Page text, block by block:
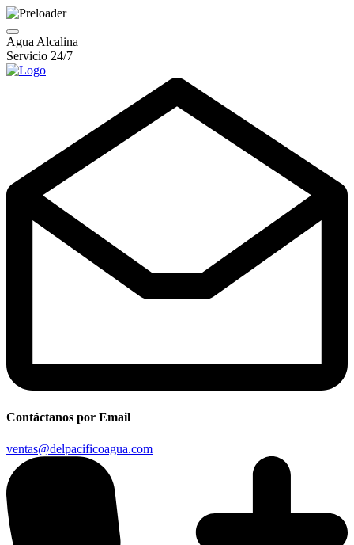
Agua Alcalina
Servicio 24/7
Contáctanos por Email
ventas@delpacificoagua.com